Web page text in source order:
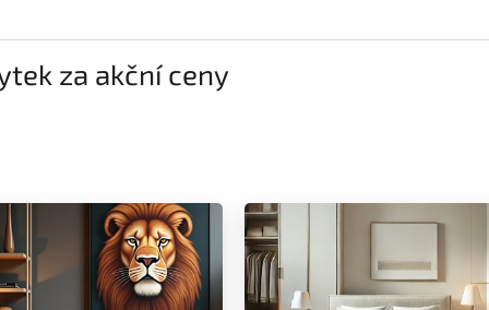
za akční ceny